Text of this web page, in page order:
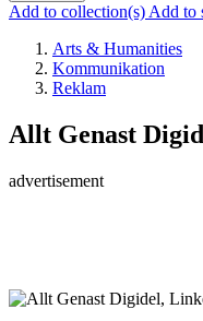
Add to collection(s) Add to
Arts & Humanities
Kommunikation
Reklam
Allt Genast
advertisement